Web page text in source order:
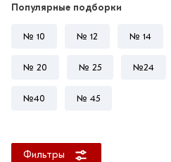
Популярные подборки
№ 10 № 12 № 14
№ 20 № 25 №24
№40 № 45
Фильтры
руб.
6